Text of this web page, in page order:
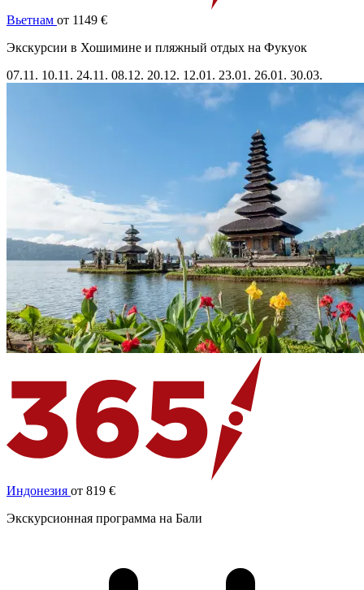
Вьетнам от 1149 €
Экскурсии в Хошимине и пляжный отдых на Фукуок
07.11. 10.11. 24.11. 08.12. 20.12. 12.01. 23.01. 26.01. 30.03.
Индонезия от 819 €
Экскурсионная программа на Бали